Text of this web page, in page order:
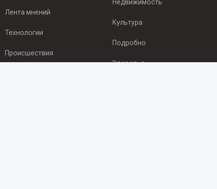
Лента мнений
Технологии
Происшествия
Недвижимость
Культура
Подробно
Здоровье